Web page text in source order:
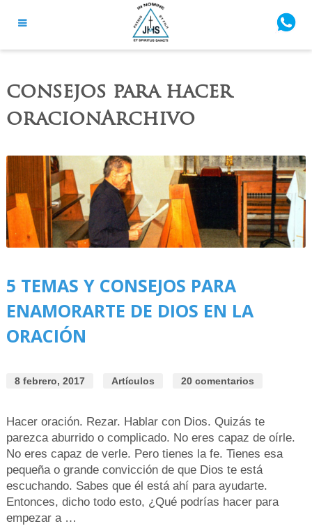
consejos para hacer
oracionArchivo
5 TEMAS Y CONSEJOS PARA
ENAMORARTE DE DIOS EN LA
ORACIÓN
8 febrero, 2017 Artículos 20 comentarios
Hacer oración. Rezar. Hablar con Dios. Quizás te
parezca aburrido o complicado. No eres capaz de oírle.
No eres capaz de verle. Pero tienes la fe. Tienes esa
pequeña o grande convicción de que Dios te está
escuchando. Sabes que él está ahí para ayudarte.
Entonces, dicho todo esto, ¿Qué podrías hacer para
empezar a …